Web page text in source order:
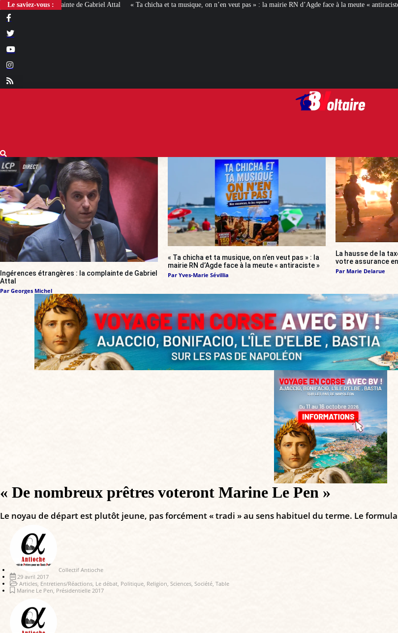
Le saviez-vous :« Ta chicha et ta musique, on n’en veut pas » : la mairie RN d’Agde face à la meute « antiraciste » La hausse de la taxe
Ingérences étrangères : la complainte de Gabriel
Attal
Par Georges Michel
« Ta chicha et ta musique, on n’en veut pas » : la
mairie RN d’Agde face à la meute « antiraciste »
Par Yves-Marie Sévillia
La hausse de la
votre assurance
Par Marie Delarue
« De nombreux prêtres voteront Marine Le Pen »
Le noyau de départ est plutôt jeune, pas forcément « tradi » au sens habituel du terme. Le
Collectif Antioche
29 avril 2017
Articles Entretiens/Réactions Le débat Politique Religion Sciences Société Table
Marine Le Pen Présidentielle 2017